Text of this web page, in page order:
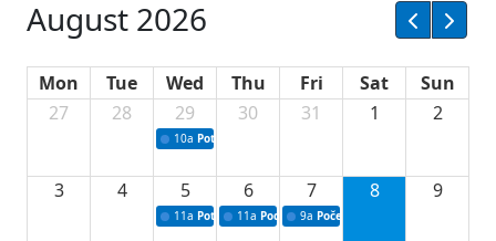
August 2026
Mon Tue Wed Thu Fri Sat
Sun
27
28 29
10a Potpisivanje ugovora sa neprofitnim
30 31 1 2
3 4 5
11a Potpisivanje ugovora o stipendijama za
6
11a Podrška razvoju vodne infrastrukture u
7
9a Početak izgradnje nove
8 9